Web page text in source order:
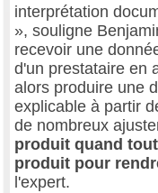
interprétation
», souligne
recevoir une
d'un prestataire en
alors produire une
explicable à partir
de nombreux
produit quand
produit pour
l'expert.